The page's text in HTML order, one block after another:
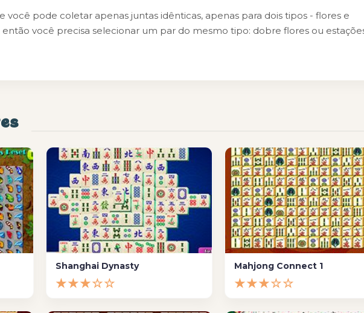
você pode coletar apenas juntas idênticas, apenas para dois tipos - flores e
então você precisa selecionar um par do mesmo tipo: dobre flores ou
Shanghai Dynasty
★★★☆☆
Mahjong Connect 1
★★★☆☆